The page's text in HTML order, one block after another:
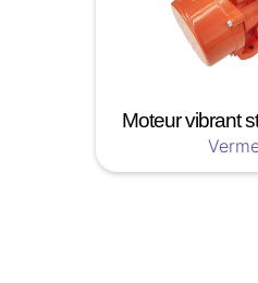
Moteur vibrant